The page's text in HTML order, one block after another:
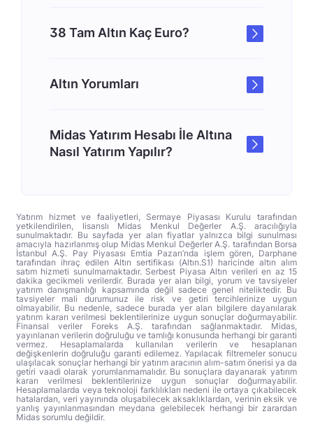
38 Tam Altın Kaç Euro?
Altın Yorumları
Midas Yatırım Hesabı İle Altına
Nasıl Yatırım Yapılır?
Yatırım hizmet ve faaliyetleri, Sermaye Piyasası Kurulu tarafından
yetkilendirilen, lisanslı Midas Menkul Değerler A.Ş. aracılığıyla
sunulmaktadır. Bu sayfada yer alan fiyatlar yalnızca bilgi sunulması
amacıyla hazırlanmış olup Midas Menkul Değerler A.Ş. tarafından Borsa
İstanbul A.Ş. Pay Piyasası Emtia Pazarı’nda işlem gören, Darphane
tarafından ihraç edilen Altın sertifikası (Altın.S1) haricinde altın alım
satım hizmeti sunulmamaktadır. Serbest Piyasa Altın verileri en az 15
dakika gecikmeli verilerdir. Burada yer alan bilgi, yorum ve tavsiyeler
yatırım danışmanlığı kapsamında değil sadece genel niteliktedir. Bu
tavsiyeler mali durumunuz ile risk ve getiri tercihlerinize uygun
olmayabilir. Bu nedenle, sadece burada yer alan bilgilere dayanılarak
yatırım kararı verilmesi beklentilerinize uygun sonuçlar doğurmayabilir.
Finansal veriler Foreks A.Ş. tarafından sağlanmaktadır. Midas,
yayınlanan verilerin doğruluğu ve tamlığı konusunda herhangi bir garanti
vermez. Hesaplamalarda kullanılan verilerin ve hesaplanan
değişkenlerin doğruluğu garanti edilemez. Yapılacak filtremeler sonucu
ulaşılacak sonuçlar herhangi bir yatırım aracının alım-satım önerisi ya da
getiri vaadi olarak yorumlanmamalıdır. Bu sonuçlara dayanarak yatırım
kararı verilmesi beklentilerinize uygun sonuçlar doğurmayabilir.
Hesaplamalarda veya teknoloji farklılıkları nedeni ile ortaya çıkabilecek
hatalardan, veri yayınında oluşabilecek aksaklıklardan, verinin eksik ve
yanlış yayınlanmasından meydana gelebilecek herhangi bir zarardan
Midas sorumlu değildir.